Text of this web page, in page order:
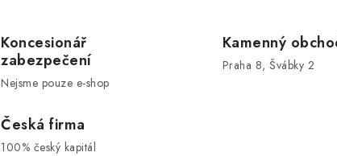
Koncesionář
zabezpečení
Nejsme pouze e-shop
Kamenný
Praha 8, Švábky 2
Česká firma
100% český kapitál